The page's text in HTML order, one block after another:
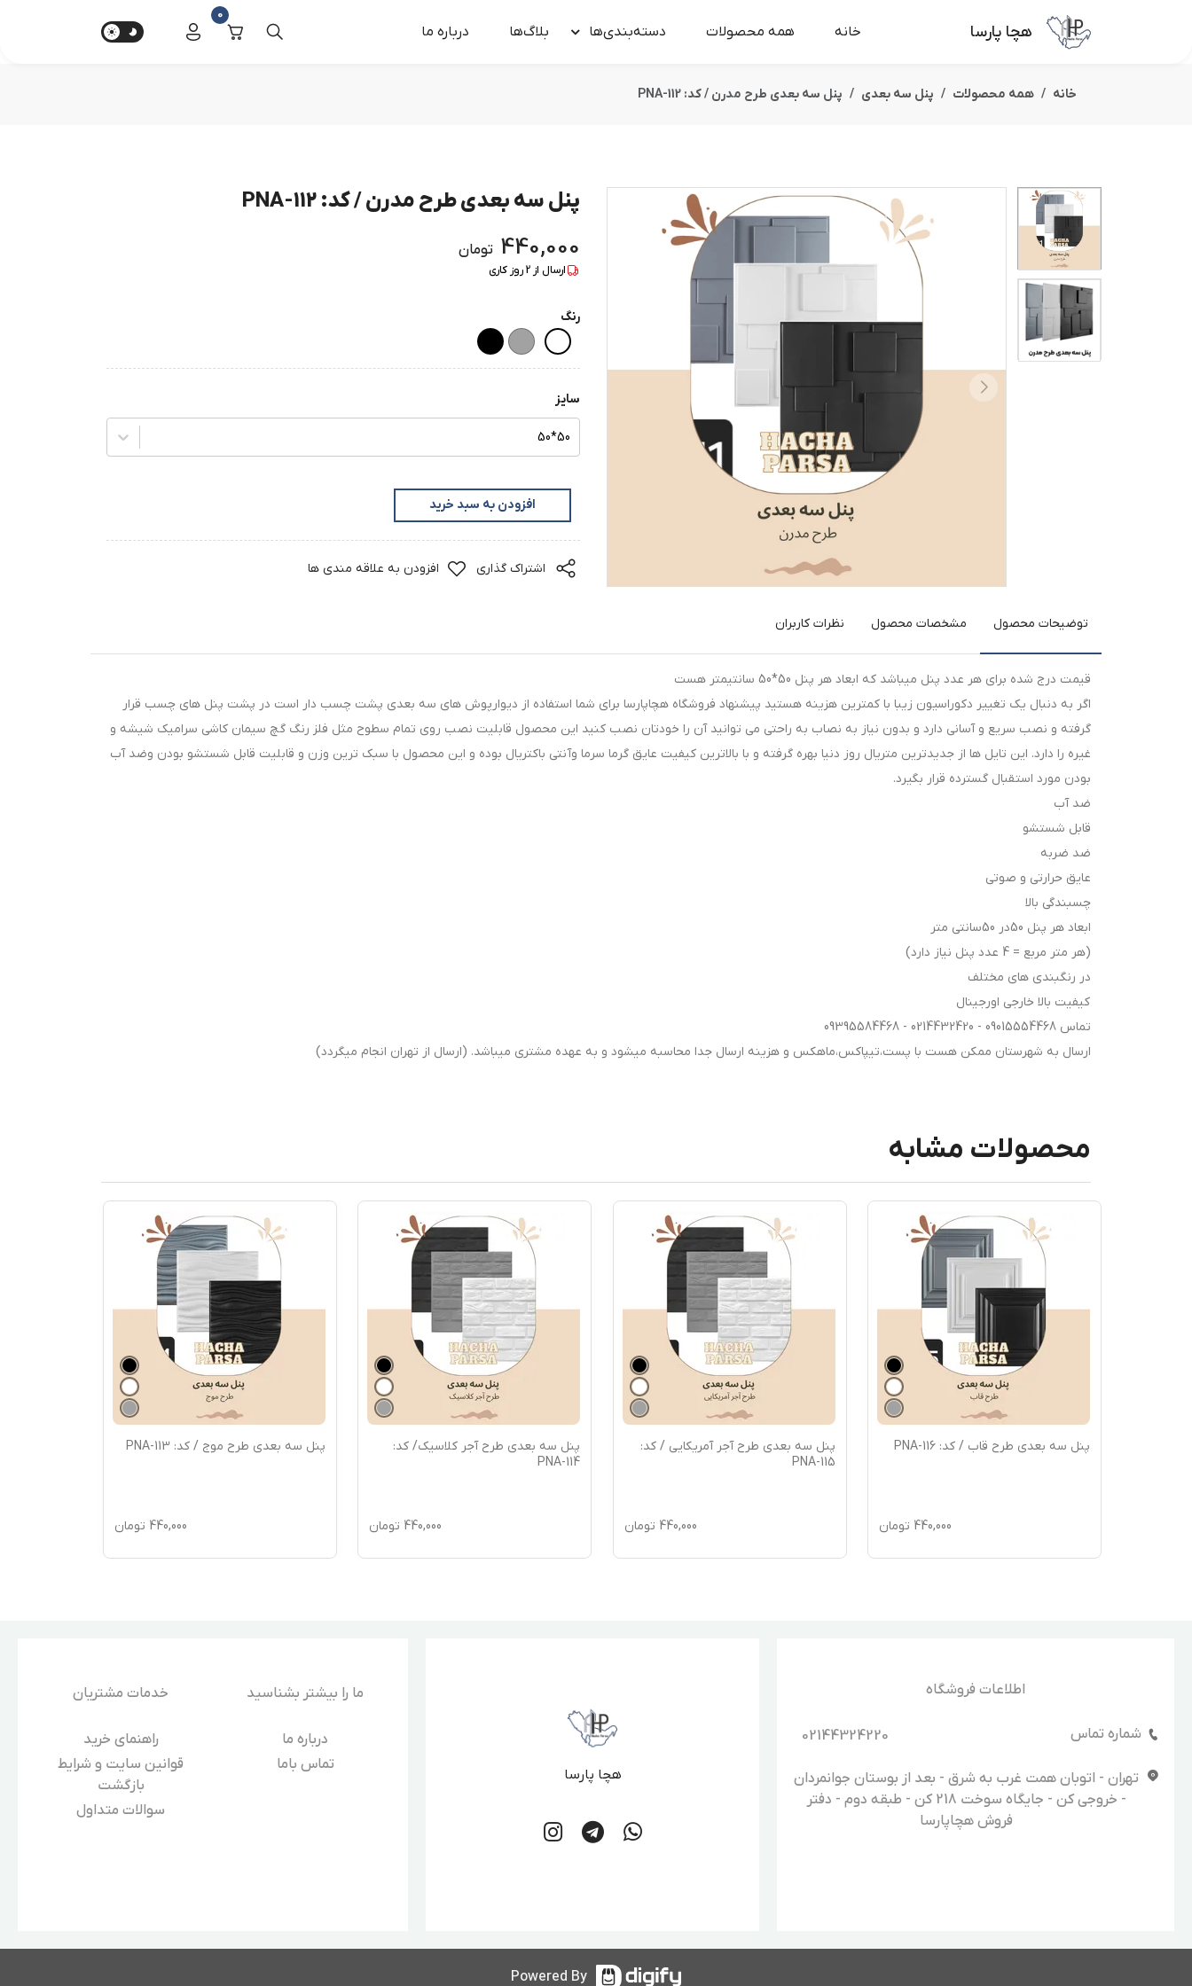
هچا پارسا خانه همه محصولات دسته‌بندی‌ها بلاگ‌ها درباره‌ ما
0
خانه همه محصولات پنل سه بعدی پنل سه بعدی طرح مدرن / کد: PNA-112
پنل سه بعدی طرح مدرن / کد: PNA-112
440,000 تومان
ارسال از 2روز کاری
رنگ
سایز
50*50
افزودن به سبد خرید
اشتراک گذاری افزودن به علاقه مندی ها
توضیحات محصول مشخصات محصول نظرات کاربران
قیمت درج شده برای هر عدد پنل میباشد که ابعاد هر پنل 50*50 سانتیمتر هست
اگر به دنبال یک تغییر دکوراسیون زیبا با کمترین هزینه هستید پیشنهاد فروشگاه هچاپارسا برای شما استفاده از دیوارپوش های سه بعدی پشت چسب دار است در پشت پنل های چسب قرار
گرفته و نصب سریع و آسانی دارد و بدون نیاز به نصاب به راحتی می توانید آن را خودتان نصب کنید این محصول قابلیت نصب روی تمام سطوح مثل فلز رنگ گچ سیمان کاشی سرامیک شیشه و
غیره را دارد. این تایل ها از جدیدترین متریال روز دنیا بهره گرفته و با بالاترین کیفیت عایق گرما سرما وآنتی باکتریال بوده و این محصول با سبک ترین وزن و قابلیت قابل شستشو بودن وضد آب
بودن مورد استقبال گسترده قرار بگیرد.
ضد آب
قابل شستشو
ضد ضربه
عایق حرارتی و صوتی
چسبندگی بالا
ابعاد هر پنل 50در 50سانتی متر
(هر متر مربع = 4 عدد پنل نیاز دارد)
در رنگبندی های مختلف
کیفیت بالا خارجی اورجینال
تماس 09015554468 - 0214432420 - 09395584468
ارسال به شهرستان ممکن هست با پست،تیپاکس،ماهکس و هزینه ارسال جدا محاسبه میشود و به عهده مشتری میباشد. (ارسال از تهران انجام میگردد)
محصولات مشابه
پنل سه بعدی طرح قاب / کد: PNA-116
440,000 تومان
پنل سه بعدی طرح آجر آمریکایی / کد:
PNA-115
440,000 تومان
پنل سه بعدی طرح آجر کلاسیک/ کد:
PNA-114
440,000 تومان
پنل سه بعدی طرح موج / کد: PNA-113
440,000 تومان
اطلاعات فروشگاه
شماره تماس 02144324220
تهران - اتوبان همت غرب به شرق - بعد از بوستان جوانمردان
- خروجی کن - جایگاه سوخت 218 کن - طبقه دوم - دفتر
فروش هچاپارسا
هچا پارسا
ما را بیشتر بشناسید
درباره‌ ما
تماس باما
خدمات مشتریان
راهنمای خرید
قوانین سایت و شرایط
بازگشت
سوالات متداول
Powered By